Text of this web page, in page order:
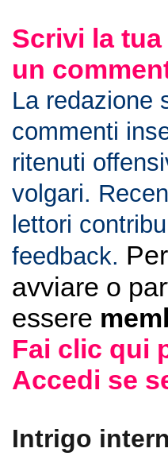
Scrivi la
un
La redazione
commenti
ritenuti
volgari.
lettori
feedback.
avviare o
essere
Fai clic qui
Accedi se
Intrigo